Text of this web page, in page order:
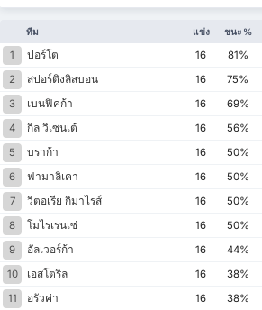
ทีม แข่ง ชนะ %
1 ปอร์โต 16 81%
2
สปอร์ติงลิสบอน 16 75%
3
เบนฟิคก้า 16 69%
4
กิล วิเซนเต้ 16 56%
5
บราก้า 16 50%
6
ฟามาลิเคา 16 50%
7
วิตอเรีย กิมาไรส์ 16 50%
8
โมไรเรนเซ่ 16 50%
9
อัลเวอร์ก้า 16 44%
10
เอสโตริล 16 38%
11
อรัวค่า 16 38%